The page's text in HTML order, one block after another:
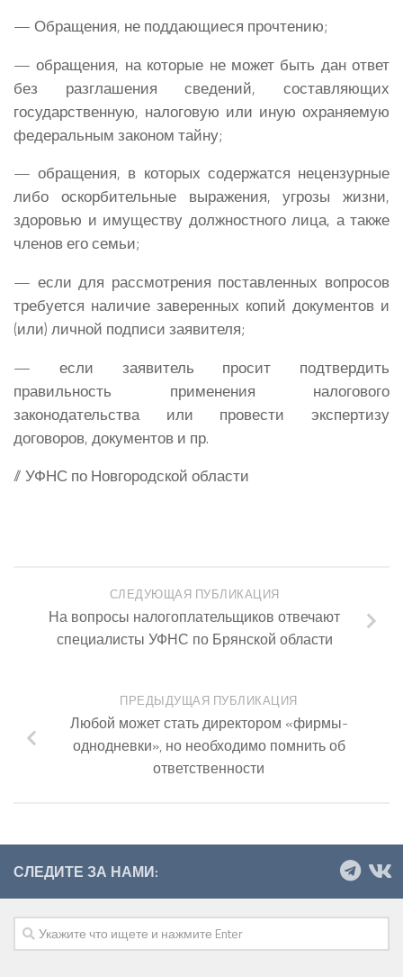
— Обращения, не поддающиеся прочтению;
— обращения, на которые не может быть дан ответ
без разглашения сведений, составляющих
государственную, налоговую или иную охраняемую
федеральным законом тайну;
— обращения, в которых содержатся нецензурные
либо оскорбительные выражения, угрозы жизни,
здоровью и имуществу должностного лица, а также
членов его семьи;
— если для рассмотрения поставленных вопросов
требуется наличие заверенных копий документов и
(или) личной подписи заявителя;
— если заявитель просит подтвердить
правильность применения налогового
законодательства или провести экспертизу
договоров, документов и пр.
// УФНС по Новгородской области
СЛЕДУЮЩАЯ ПУБЛИКАЦИЯ
На вопросы налогоплательщиков отвечают
специалисты УФНС по Брянской области
ПРЕДЫДУЩАЯ ПУБЛИКАЦИЯ
Любой может стать директором «фирмы-
однодневки», но необходимо помнить об
ответственности
СЛЕДИТЕ ЗА НАМИ: